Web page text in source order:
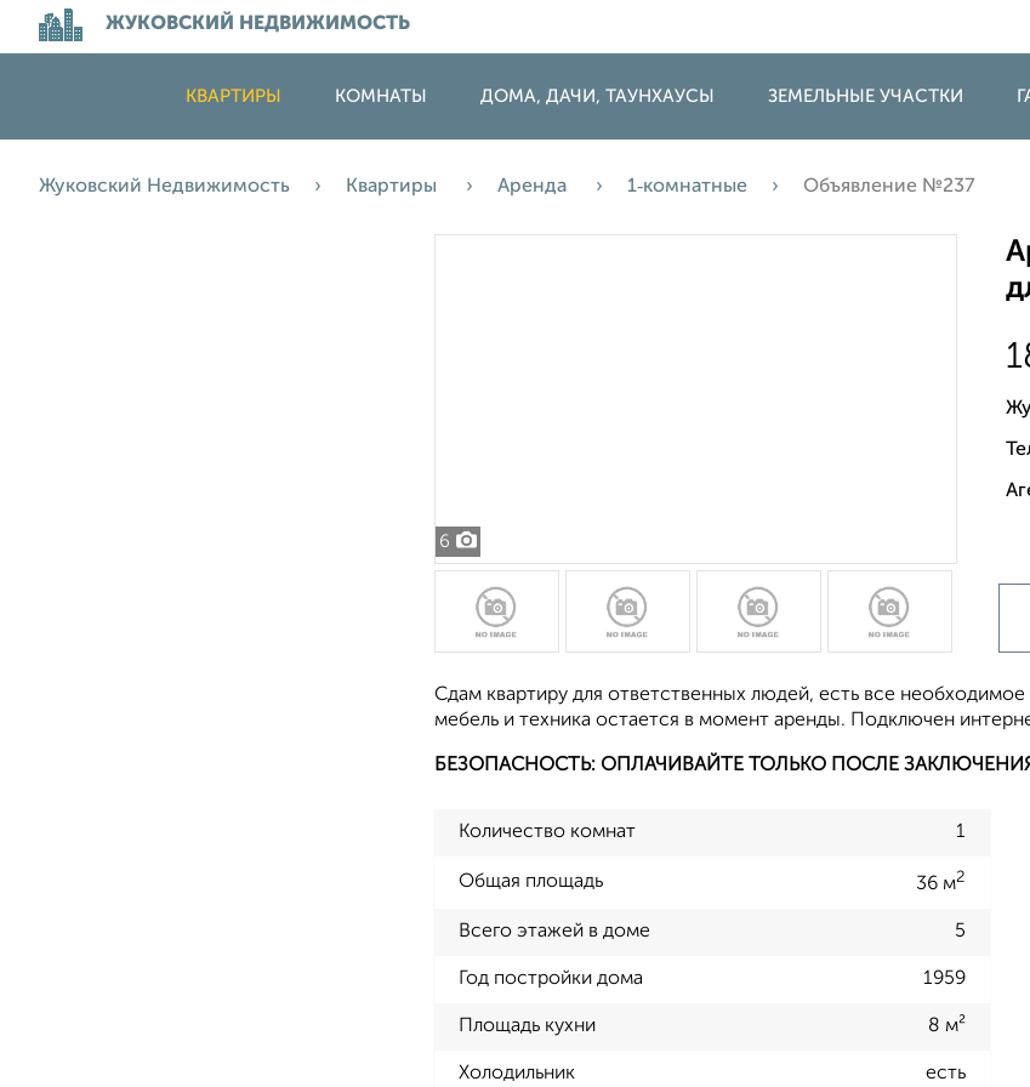
ЖУКОВСКИЙ НЕДВИЖИМОСТЬ
КВАРТИРЫ КОМНАТЫ ДОМА, ДАЧИ, ТАУНХАУСЫ ЗЕМЕЛЬНЫЕ УЧАСТКИ
Жуковский Недвижимость Квартиры Аренда 1‑комнатные Объявление №237
6
Сдам квартиру для ответственных людей, есть все
мебель и техника остается в момент аренды. Подключен
БЕЗОПАСНОСТЬ: ОПЛАЧИВАЙТЕ ТОЛЬКО ПОСЛЕ
Количество комнат 1
Общая площадь 36 м2
Всего этажей в доме 5
Год постройки дома 1959
Площадь кухни 8 м²
Холодильник есть